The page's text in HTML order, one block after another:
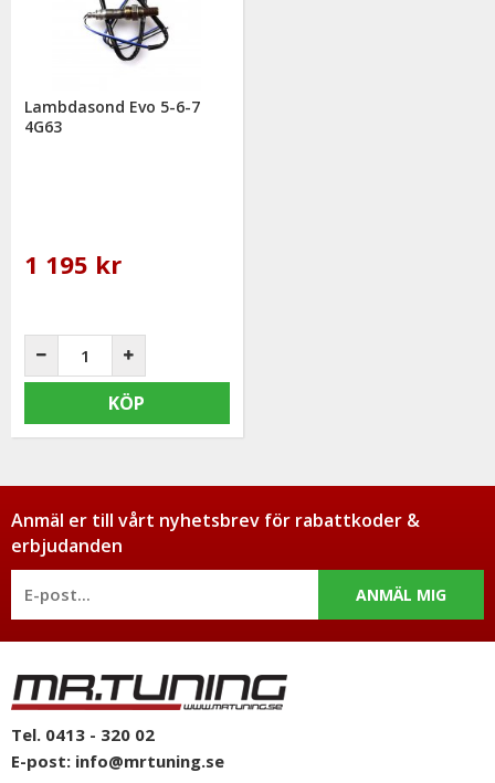
telefon: 0413-32002. Ni når oss även via
mail: info@mrtuning.se
Lambdasond Evo 5-6-7
4G63
1 195 kr
KÖP
Anmäl er till vårt nyhetsbrev för rabattkoder &
erbjudanden
ANMÄL MIG
Tel. 0413 - 320 02
E-post: info@mrtuning.se